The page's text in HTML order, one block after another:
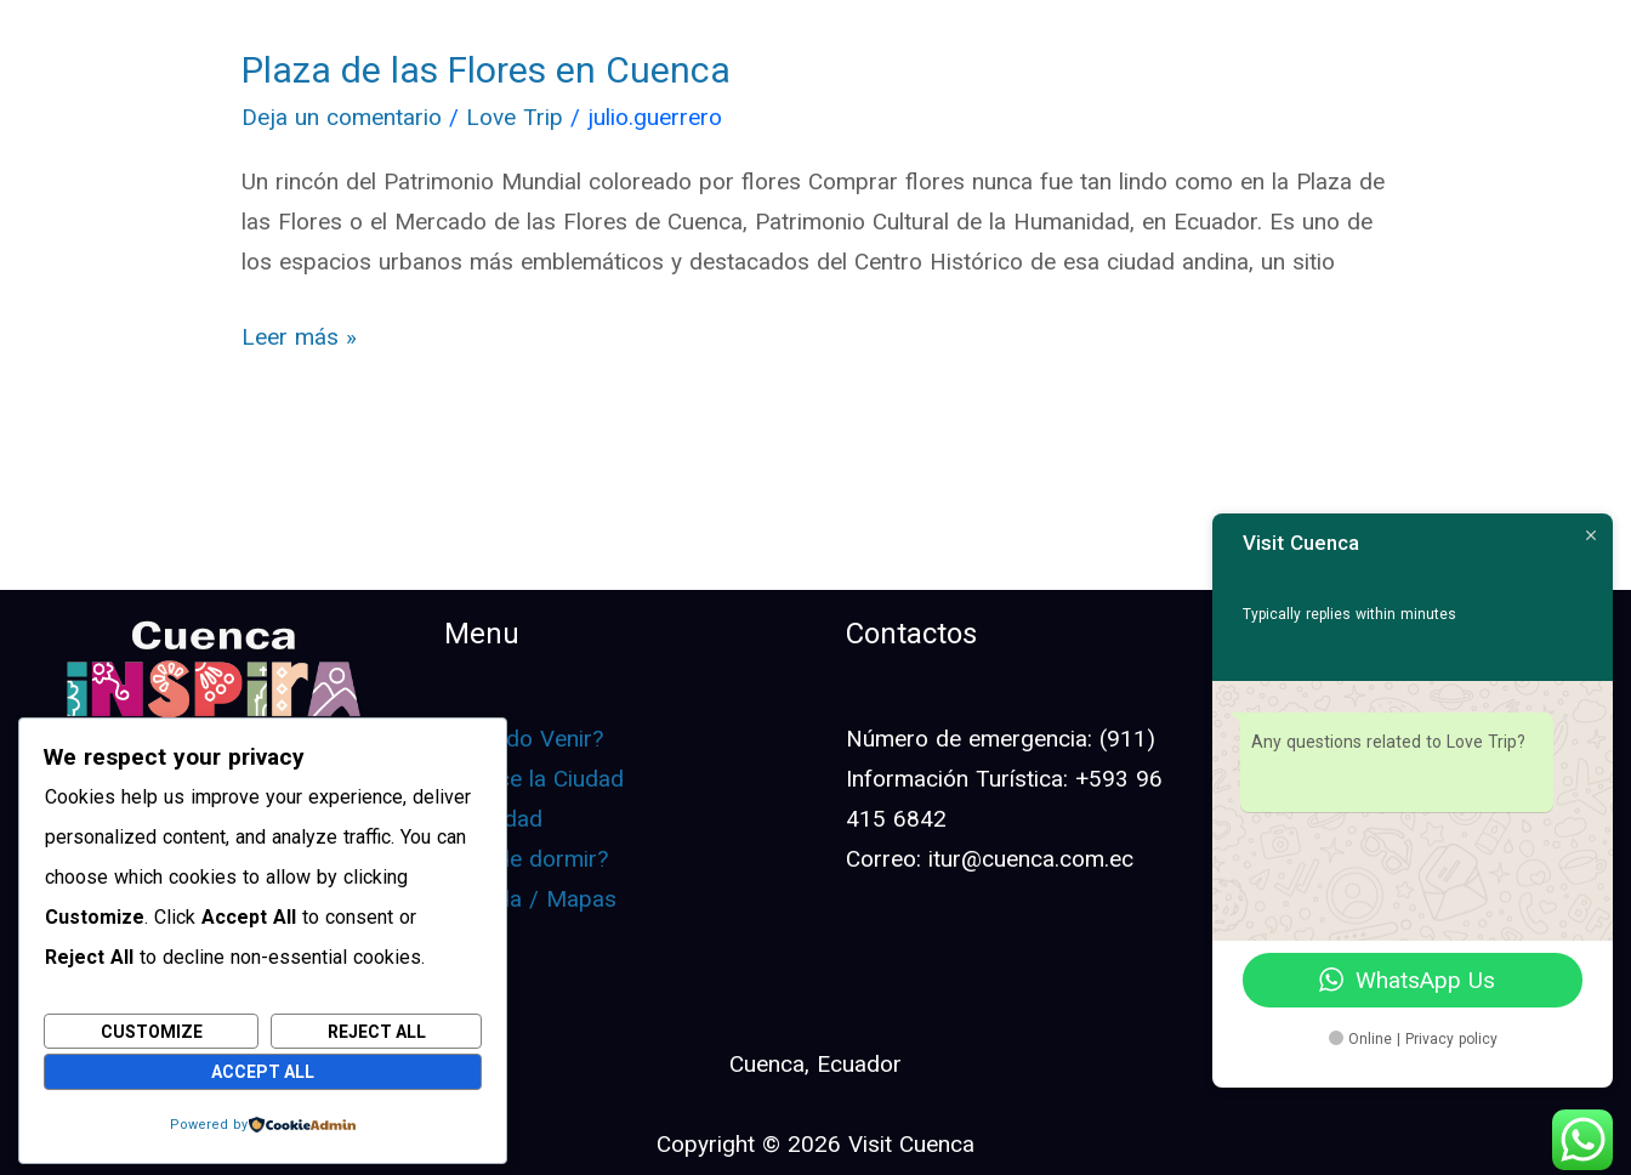
Plaza de las Flores en Cuenca
Deja un comentario / Love Trip / julio.guerrero
Un rincón del Patrimonio Mundial coloreado por flores Comprar flores nunca fue tan lindo como en la Plaza de
las Flores o el Mercado de las Flores de Cuenca, Patrimonio Cultural de la Humanidad, en Ecuador. Es uno de
los espacios urbanos más emblemáticos y destacados del Centro Histórico de esa ciudad andina, un sitio
Plaza
de
Flores
en
Cuenca
Leer más »
Menu
¿Cuando Venir?
Conoce la Ciudad
Movilidad
¿Dónde dormir?
Agenda / Mapas
Contactos
Número de emergencia: (911)
Información Turística: +593 96
415 6842
Correo: itur@cuenca.com.ec
Instagram
Twitter
Cuenca, Ecuador
Copyright © 2026 Visit Cuenca
We respect your privacy
Cookies help us improve your experience, deliver
personalized content, and analyze traffic. You can
choose which cookies to allow by clicking
Customize. Click Accept All to consent or
Reject All to decline non-essential cookies.
CUSTOMIZE REJECT ALL
ACCEPT ALL
Powered by
Visit Cuenca
Typically replies within minutes
Any questions related to Love Trip?
WhatsApp Us
Online | Privacy policy